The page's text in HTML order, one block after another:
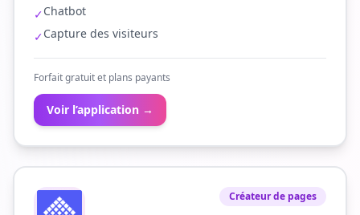
✓Chatbot
✓Capture des visiteurs
Forfait gratuit et plans payants
Voir l’application →
Créateur de pages